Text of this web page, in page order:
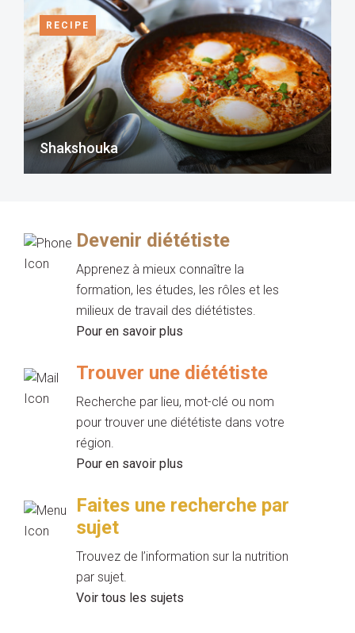
RECIPE
Shakshouka
Devenir diététiste
Apprenez à mieux connaître la
formation, les études, les rôles et les
milieux de travail des diététistes.
Pour en savoir plus
Trouver une diététiste
Recherche par lieu, mot-clé ou nom
pour trouver une diététiste dans votre
région.
Pour en savoir plus
Faites une recherche par
sujet
Trouvez de l’information sur la nutrition
par sujet.
Voir tous les sujets